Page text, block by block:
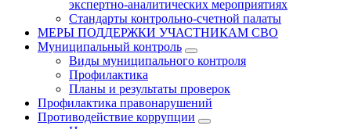
экспертно-аналитических мероприятиях
Стандарты контрольно-счетной палаты
МЕРЫ ПОДДЕРЖКИ УЧАСТНИКАМ СВО
Муниципальный контроль
Виды муниципального контроля
Профилактика
Планы и результаты проверок
Профилактика правонарушений
Противодействие коррупции